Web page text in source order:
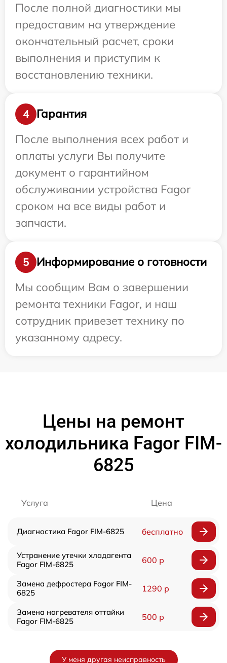
После полной диагностики мы
предоставим на утверждение
окончательный расчет, сроки
выполнения и приступим к
восстановлению техники.
4
Гарантия
После выполнения всех работ и
оплаты услуги Вы получите
документ о гарантийном
обслуживании устройства Fagor
сроком на все виды работ и
запчасти.
5
Информирование о готовности
Мы сообщим Вам о завершении
ремонта техники Fagor, и наш
сотрудник привезет технику по
указанному адресу.
Цены на ремонт
холодильника Fagor FIM-
6825
Услуга Цена
Диагностика Fagor FIM-6825 бесплатно
Устранение утечки хладагента
Fagor FIM-6825
600 р
Замена дефростера Fagor FIM-
6825
1290 р
Замена нагревателя оттайки
Fagor FIM-6825
500 р
У меня другая неисправность